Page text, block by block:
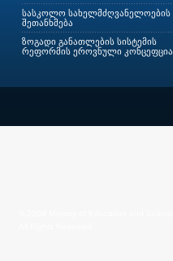
სასკოლო სახელმძღვანელოების
შეთანხმება
ზოგადი განათლების სისტემის
რეფორმის ეროვნული კონცეფცია